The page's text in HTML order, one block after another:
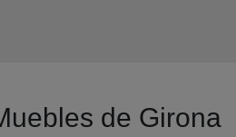
de Girona